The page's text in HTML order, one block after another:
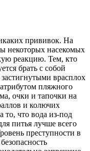
прививок. На
некоторых насекомых
реакцию. Тем, кто
брать с собой
врасплох
пляжного
очки и тапочки на
и колючих
то, что вода из-под
питья лучше всего
преступности в